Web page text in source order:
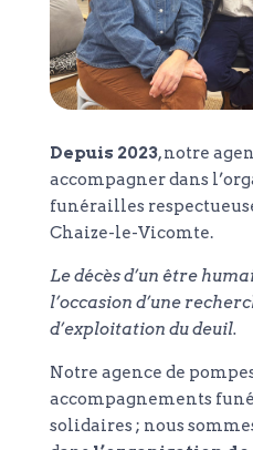
Depuis 2023, notre
accompagner dans
funérailles
Chaize-le-Vicomte.
Le décès d’un être
l’occasion d’une
d’exploitation du deuil.
Notre agence de
accompagnements
solidaires ; nous